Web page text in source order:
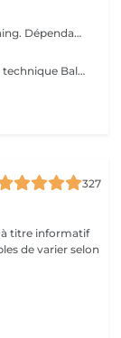
Le Forfait Botox contient le soin Botox et un Brushing. Dépendant de la quantité de produit utilisée ou de la longueur des cheveux, le prix peut varier. En cas de questions veuillez appeler au +352 26 35 02 89.
Le Forfait Balayage + Coupe + Brushing contient la technique Balayage, un coulage (pour donner le bon reflet au Balayage), Olaplex, une Coupe et un Brushing. Dépendant de la quantité de produit utilisée ou de la longueur des cheveux, le prix peut varier. En cas de questions veuillez appeler au +352 26 35 02 89.
327
à titre informatif
de varier selon